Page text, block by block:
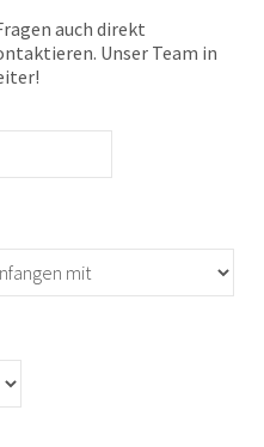
auch direkt
Unser Team in